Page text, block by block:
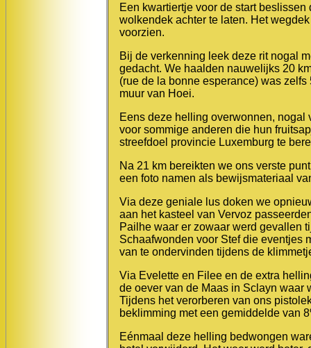
Een kwartiertje voor de start
wolkendek achter te laten. Het
voorzien.
Bij de verkenning leek deze rit nogal
gedacht. We haalden nauwelijks 20
(rue de la bonne esperance) was
muur van Hoei.
Eens deze helling overwonnen,
voor sommige anderen die hun
streefdoel provincie Luxemburg te
Na 21 km bereikten we ons verste
een foto namen als bewijsmateriaal
Via deze geniale lus doken we
aan het kasteel van Vervoz
Pailhe waar er zowaar werd gevallen
Schaafwonden voor Stef die eventjes
van te ondervinden tijdens de
Via Evelette en Filee en de extra
de oever van de Maas in Sclayn waar
Tijdens het verorberen van ons
beklimming met een gemiddelde van
Eénmaal deze helling bedwongen